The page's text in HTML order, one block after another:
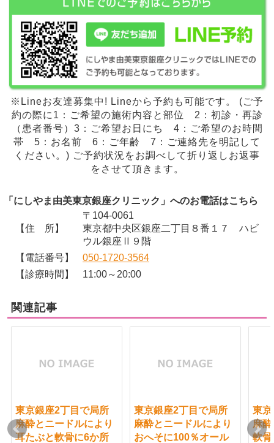
※Lineお友達募集中! Lineから予約も可能です。 (ご予
約の際に1：ご希望の施術内容と部位 2：初診・再診
（患者番号）3：ご希望お日にち 4：ご希望のお時間
帯 5：お名前 6：ご年齢 7：ご連絡先を明記して
ください。) ご予約状況をお調べして折り返しお返事
をさせて頂きます。
「にしやま由美東京銀座クリニック」へのお電話はこちら
【住 所】
〒104-0061
東京都中央区銀座二丁目８番１７ ハビ
ウル銀座Ⅱ９階
【電話番号】
050-1720-3564
【診療時間】
11:00～20:00
関連記事
東京銀座2丁目で局所
麻酔とニードルにより
耳たぶと軟骨に6か所
東京銀座2丁目で局所
麻酔とニードルにより
おへそに100％オール
東
麻
軟